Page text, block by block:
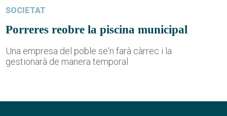
SOCIETAT
Porreres reobre la piscina municipal
Una empresa del poble se'n farà càrrec i la
gestionarà de manera temporal